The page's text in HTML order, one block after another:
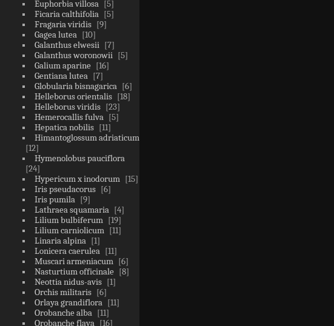
Euphorbia villosa
5
Ficaria calthifolia
5
Fragaria viridis
9
Gagea lutea
10
Galanthus elwesii
7
Galanthus woronowii
5
Galium aparine
16
Gentiana lutea
7
Globularia bisnagarica
6
Helleborus orientalis
18
Helleborus viridis
23
Hemerocallis fulva
5
Hepatica nobilis
11
Himantoglossum adriaticum
12
Hymenolobus pauciflora
24
Hypericum x inodorum
15
Iris pseudacorus
6
Iris pumila
9
Lathraea squamaria
4
Lilium bulbiferum
19
Lilium carniolicum
11
Linaria alpina
1
Lonicera caerulea
11
Muscari armeniacum
6
Nasturtium officinale
8
Neottia nidus-avis
1
Orchis militaris
6
Orlaya grandiflora
11
Orobanche alba
11
Orobanche flava
16